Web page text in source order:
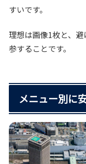
すいです。
理想は画像1枚と、
参することです。
メニュー別に